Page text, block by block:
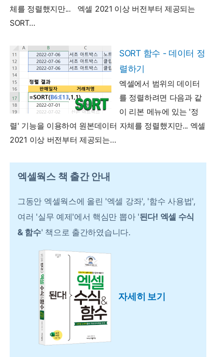
체를 정렬했지만... 엑셀 2021 이상 버전부터 제공되는
SORT…
SORT 함수 - 데이터 정
렬하기
엑셀에서 범위의 데이터
를 정렬하려면 다음과 같
이 리본 메뉴에 있는 '정
렬' 기능을 이용하여 원본데이터 자체를 정렬했지만... 엑셀
2021 이상 버전부터 제공되는…
엑셀웍스 책 출간 안내
그동안 엑셀웍스에 올린 '엑셀 강좌', '함수 사용법',
여러 '실무 예제'에서 핵심만 뽑아 '된다! 엑셀 수식
& 함수' 책으로 출간하였습니다.
자세히 보기